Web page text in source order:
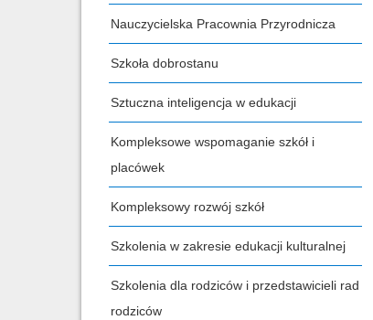
Nauczycielska Pracownia Przyrodnicza
Szkoła dobrostanu
Sztuczna inteligencja w edukacji
Kompleksowe wspomaganie szkół i
placówek
Kompleksowy rozwój szkół
Szkolenia w zakresie edukacji kulturalnej
Szkolenia dla rodziców i przedstawicieli rad
rodziców